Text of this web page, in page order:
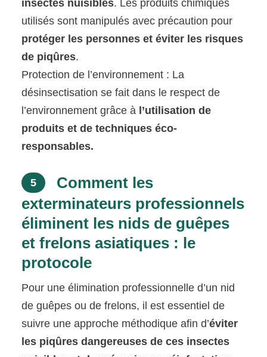
insectes nuisibles. Les produits chimiques
utilisés sont manipulés avec précaution pour
protéger les personnes et éviter les risques
de piqûres.
Protection de l’environnement : La
désinsectisation se fait dans le respect de
l’environnement grâce à l’utilisation de
produits et de techniques éco-
responsables.
5
Comment les
exterminateurs professionnels
éliminent les nids de guêpes
et frelons asiatiques : le
protocole
Pour une élimination professionnelle d’un nid
de guêpes ou de frelons, il est essentiel de
suivre une approche méthodique afin d’éviter
les piqûres dangereuses de ces insectes